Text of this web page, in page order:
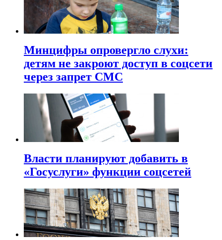
Минцифры опровергло слухи:
детям не закроют доступ в соцсети
через запрет СМС
Власти планируют добавить в
«Госуслуги» функции соцсетей